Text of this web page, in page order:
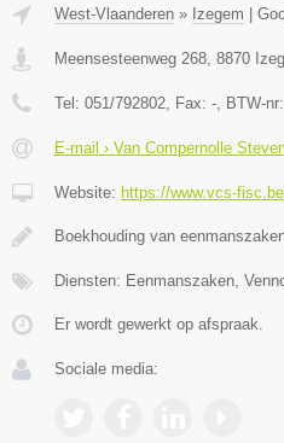
West-Vlaanderen » Izegem
Meensesteenweg 268, 8870
Tel: 051/792802, Fax: -, BTW-nr:
E-mail › Van Compernolle
Website: https://www.vcs-
Boekhouding van
Diensten: Eenmanszaken,
Er wordt gewerkt op afspraak.
Sociale media: